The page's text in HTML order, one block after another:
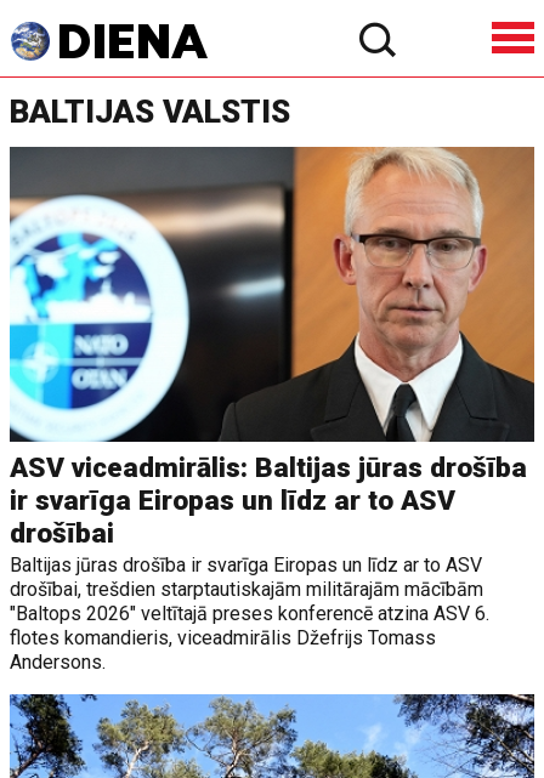
BALTIJAS VALSTIS
ASV viceadmirālis: Baltijas jūras drošība
ir svarīga Eiropas un līdz ar to ASV
drošībai
Baltijas jūras drošība ir svarīga Eiropas un līdz ar to ASV
drošībai, trešdien starptautiskajām militārajām mācībām
"Baltops 2026" veltītajā preses konferencē atzina ASV 6.
flotes komandieris, viceadmirālis Džefrijs Tomass
Andersons.